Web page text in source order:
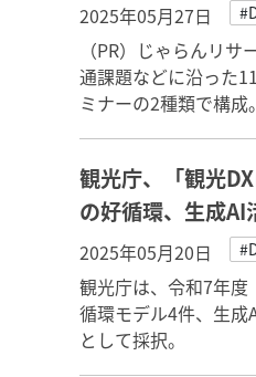
2025年05月27日
（PR）じゃらんリ
通課題などに沿った
ミナーの2種類で構成
観光庁、「観光
の好循環、生成AI
2025年05月20日
観光庁は、令和7年度
循環モデル4件、生
として採択。